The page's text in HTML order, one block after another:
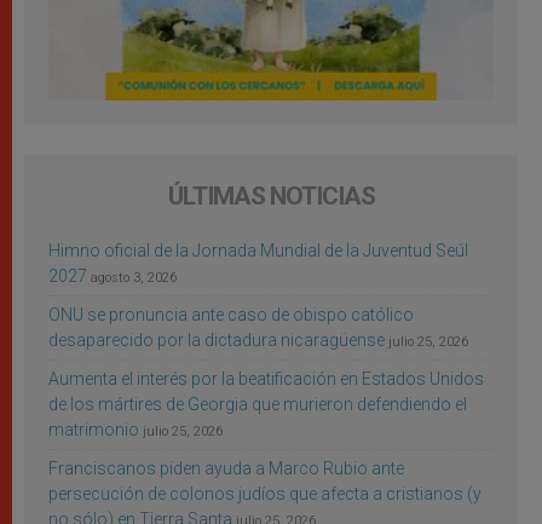
ÚLTIMAS NOTICIAS
Himno oficial de la Jornada Mundial de la Juventud Seúl
2027 agosto 3, 2026
ONU se pronuncia ante caso de obispo católico
desaparecido por la dictadura nicaragüense julio 25, 2026
Aumenta el interés por la beatificación en Estados Unidos
de los mártires de Georgia que murieron defendiendo el
matrimonio julio 25, 2026
Franciscanos piden ayuda a Marco Rubio ante
persecución de colonos judíos que afecta a cristianos (y
no sólo) en Tierra Santa